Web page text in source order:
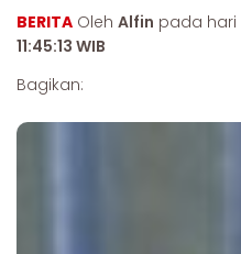
BERITA Oleh Alfin pada hari
11:45:13 WIB
Bagikan: